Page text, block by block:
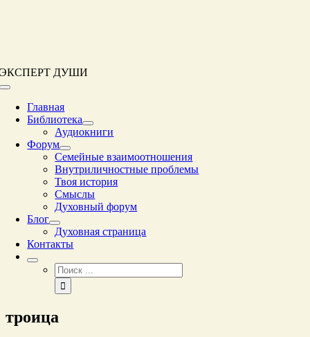
ЭКСПЕРТ ДУШИ
Переключение
навигацииГлавная
Библиотека
Аудиокниги
Форум
Семейные взаимоотношения
Внутриличностные проблемы
Твоя история
Смыслы
Духовный форум
Блог
Духовная страница
Контакты
Результат
поиска:
троица